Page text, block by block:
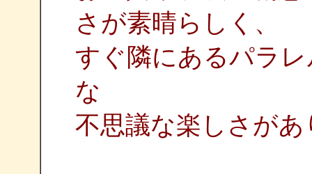
さが素晴らしく、
すぐ隣にあるパラ
な
不思議な楽しさが